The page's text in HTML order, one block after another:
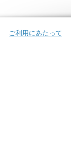
ご利用にあたって